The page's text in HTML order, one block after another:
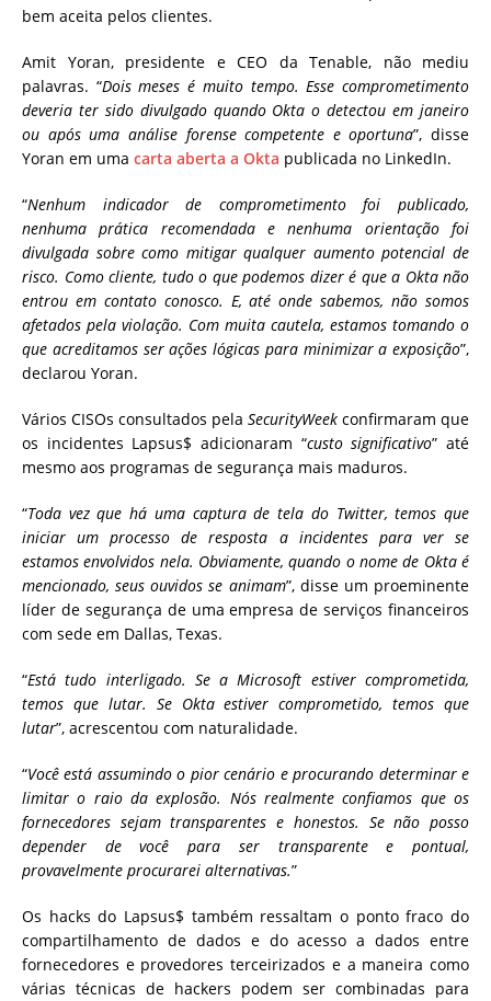
bem aceita pelos clientes.
Amit Yoran, presidente e CEO da Tenable, não mediu
palavras. “Dois meses é muito tempo. Esse comprometimento
deveria ter sido divulgado quando Okta o detectou em janeiro
ou após uma análise forense competente e oportuna”, disse
Yoran em uma carta aberta a Okta publicada no LinkedIn.
“Nenhum indicador de comprometimento foi publicado,
nenhuma prática recomendada e nenhuma orientação foi
divulgada sobre como mitigar qualquer aumento potencial de
risco. Como cliente, tudo o que podemos dizer é que a Okta não
entrou em contato conosco. E, até onde sabemos, não somos
afetados pela violação. Com muita cautela, estamos tomando o
que acreditamos ser ações lógicas para minimizar a exposição”,
declarou Yoran.
Vários CISOs consultados pela SecurityWeek confirmaram que
os incidentes Lapsus$ adicionaram “custo significativo” até
mesmo aos programas de segurança mais maduros.
“Toda vez que há uma captura de tela do Twitter, temos que
iniciar um processo de resposta a incidentes para ver se
estamos envolvidos nela. Obviamente, quando o nome de Okta é
mencionado, seus ouvidos se animam”, disse um proeminente
líder de segurança de uma empresa de serviços financeiros
com sede em Dallas, Texas.
“Está tudo interligado. Se a Microsoft estiver comprometida,
temos que lutar. Se Okta estiver comprometido, temos que
lutar”, acrescentou com naturalidade.
“Você está assumindo o pior cenário e procurando determinar e
limitar o raio da explosão. Nós realmente confiamos que os
fornecedores sejam transparentes e honestos. Se não posso
depender de você para ser transparente e pontual,
provavelmente procurarei alternativas.”
Os hacks do Lapsus$ também ressaltam o ponto fraco do
compartilhamento de dados e do acesso a dados entre
fornecedores e provedores terceirizados e a maneira como
várias técnicas de hackers podem ser combinadas para